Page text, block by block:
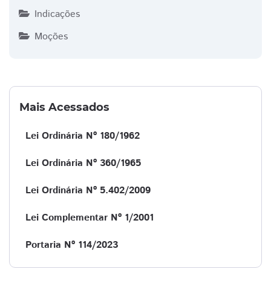
Indicações
Moções
Mais Acessados
Lei Ordinária Nº 180/1962
Lei Ordinária Nº 360/1965
Lei Ordinária Nº 5.402/2009
Lei Complementar Nº 1/2001
Portaria Nº 114/2023